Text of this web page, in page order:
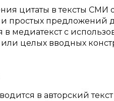
цитаты в тексты СМИ
простых предложений
в медиатекст с
целых вводных
в авторский